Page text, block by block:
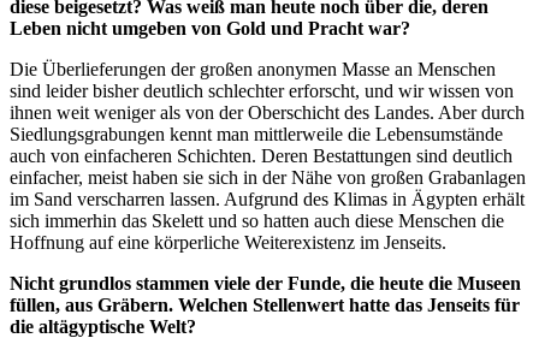
diese beigesetzt? Was weiß man heute noch über die, deren
Leben nicht umgeben von Gold und Pracht war?
Die Überlieferungen der großen anonymen Masse an Menschen
sind leider bisher deutlich schlechter erforscht, und wir wissen von
ihnen weit weniger als von der Oberschicht des Landes. Aber durch
Siedlungsgrabungen kennt man mittlerweile die Lebensumstände
auch von einfacheren Schichten. Deren Bestattungen sind deutlich
einfacher, meist haben sie sich in der Nähe von großen Grabanlagen
im Sand verscharren lassen. Aufgrund des Klimas in Ägypten erhält
sich immerhin das Skelett und so hatten auch diese Menschen die
Hoffnung auf eine körperliche Weiterexistenz im Jenseits.
Nicht grundlos stammen viele der Funde, die heute die Museen
füllen, aus Gräbern. Welchen Stellenwert hatte das Jenseits für
die altägyptische Welt?